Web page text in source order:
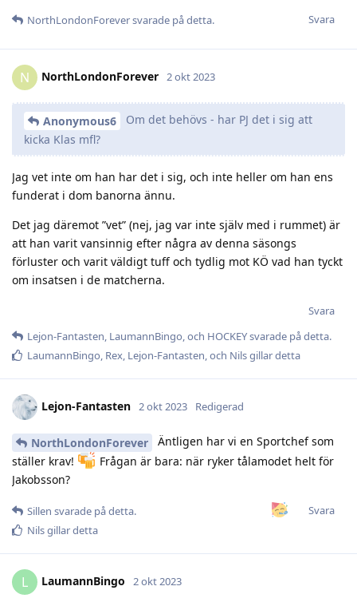
Svara
NorthLondonForeversvarade på detta.
N NorthLondonForever 2 okt 2023
Anonymous6
Om det behövs - har PJ det i sig att
kicka Klas mfl?
Jag vet inte om han har det i sig, och inte heller om han ens
funderat i dom banorna ännu.
Det jag däremot ”vet” (nej, jag var inte själv med i rummet) är
att han varit vansinnig efter några av denna säsongs
förluster och varit väldigt tuff och tydlig mot KÖ vad han tyckt
om insatsen i de matcherna.
Svara
Lejon-Fantasten, LaumannBingo, och HOCKEYsvarade på detta.
LaumannBingo, Rex, Lejon-Fantasten, och Nilsgillar detta
Lejon-Fantasten 2 okt 2023 Redigerad
NorthLondonForever
Äntligen har vi en Sportchef som
ställer krav!
Frågan är bara: när ryker tålamodet helt för
Jakobsson?
Svara
Sillen svarade på detta.
Nilsgillar detta
L LaumannBingo 2 okt 2023